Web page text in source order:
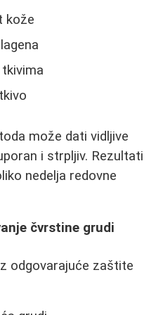
kože
može dati vidljive
i strpljiv. Rezultati
nedelja redovne
čvrstine grudi
odgovarajuće zaštite